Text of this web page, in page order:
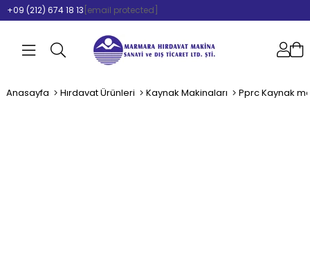
+09 (212) 674 18 13 [email protected]
Anasayfa Hırdavat Ürünleri Kaynak Makinaları Pprc Kaynak